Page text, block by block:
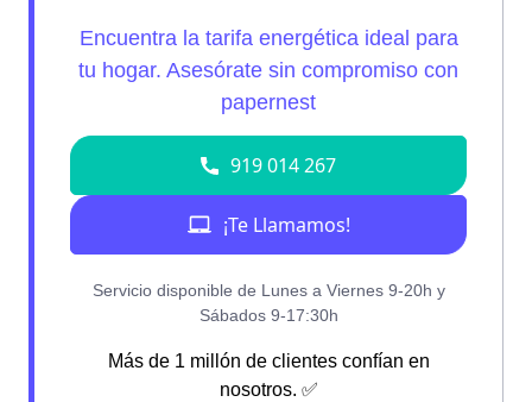
Más de 1 millón de clientes confían en
nosotros. ✅